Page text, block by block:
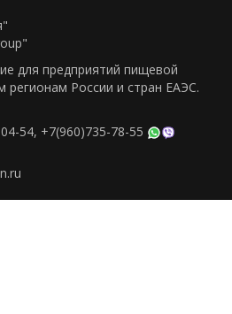
для предприятий пищевой
Росcии и стран ЕАЭС.
54, +7(960)735-78-55